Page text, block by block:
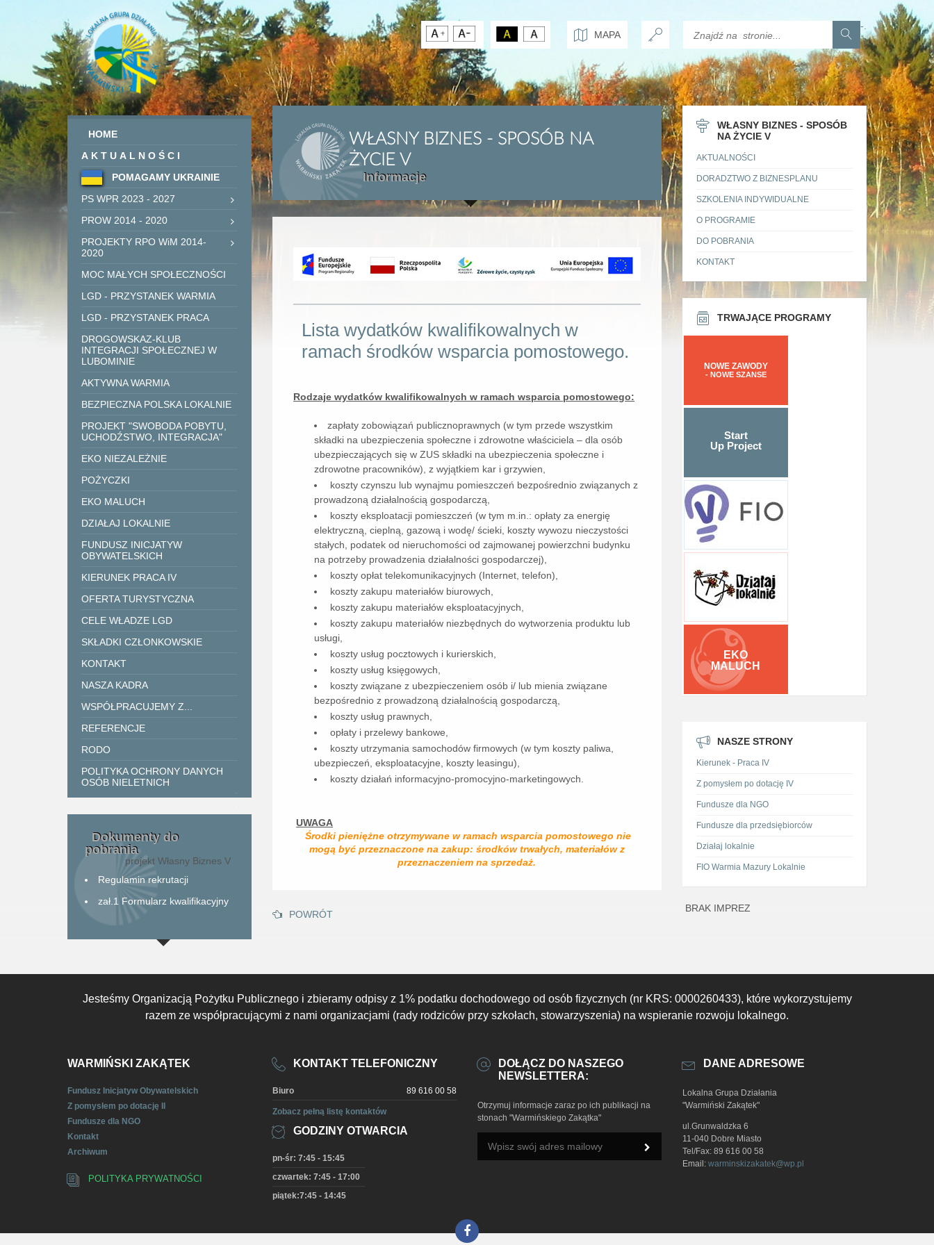
-
MAPA
WŁASNY BIZNES - SPOSÓB NA
ŻYCIE V
Informacje
Lista wydatków kwalifikowalnych w
ramach środków wsparcia pomostowego.
Rodzaje wydatków kwalifikowalnych w ramach wsparcia pomostowego:
zapłaty zobowiązań publicznoprawnych (w tym przede wszystkim
składki na ubezpieczenia społeczne i zdrowotne właściciela – dla osób
ubezpieczających się w ZUS składki na ubezpieczenia społeczne i
zdrowotne pracowników), z wyjątkiem kar i grzywien,
koszty czynszu lub wynajmu pomieszczeń bezpośrednio związanych z
prowadzoną działalnością gospodarczą,
koszty eksploatacji pomieszczeń (w tym m.in.: opłaty za energię
elektryczną, cieplną, gazową i wodę/ ścieki, koszty wywozu nieczystości
stałych, podatek od nieruchomości od zajmowanej powierzchni budynku
na potrzeby prowadzenia działalności gospodarczej),
koszty opłat telekomunikacyjnych (Internet, telefon),
koszty zakupu materiałów biurowych,
koszty zakupu materiałów eksploatacyjnych,
koszty zakupu materiałów niezbędnych do wytworzenia produktu lub
usługi,
koszty usług pocztowych i kurierskich,
koszty usług księgowych,
koszty związane z ubezpieczeniem osób i/ lub mienia związane
bezpośrednio z prowadzoną działalnością gospodarczą,
koszty usług prawnych,
opłaty i przelewy bankowe,
koszty utrzymania samochodów firmowych (w tym koszty paliwa,
ubezpieczeń, eksploatacyjne, koszty leasingu),
koszty działań informacyjno-promocyjno-marketingowych.
UWAGA
Środki pieniężne otrzymywane w ramach wsparcia pomostowego nie
mogą być przeznaczone na zakup: środków trwałych, materiałów z
przeznaczeniem na sprzedaż.
POWRÓT
HOME
AKTUALNOŚCI
POMAGAMY UKRAINIE
PS WPR 2023 - 2027
PROW 2014 - 2020
PROJEKTY RPO WiM 2014-
2020
MOC MAŁYCH SPOŁECZNOŚCI
LGD - PRZYSTANEK WARMIA
LGD - PRZYSTANEK PRACA
DROGOWSKAZ-KLUB
INTEGRACJI SPOŁECZNEJ W
LUBOMINIE
AKTYWNA WARMIA
BEZPIECZNA POLSKA LOKALNIE
PROJEKT "SWOBODA POBYTU,
UCHODŹSTWO, INTEGRACJA"
EKO NIEZALEŻNIE
POŻYCZKI
EKO MALUCH
DZIAŁAJ LOKALNIE
FUNDUSZ INICJATYW
OBYWATELSKICH
KIERUNEK PRACA IV
OFERTA TURYSTYCZNA
CELE WŁADZE LGD
SKŁADKI CZŁONKOWSKIE
KONTAKT
NASZA KADRA
WSPÓŁPRACUJEMY Z...
REFERENCJE
RODO
POLITYKA OCHRONY DANYCH
OSÓB NIELETNICH
Dokumenty do
pobrania
projekt Własny Biznes V
Regulamin rekrutacji
zał.1 Formularz kwalifikacyjny
WŁASNY BIZNES - SPOSÓB
NA ŻYCIE V
AKTUALNOŚCI
DORADZTWO Z BIZNESPLANU
SZKOLENIA INDYWIDUALNE
O PROGRAMIE
DO POBRANIA
KONTAKT
TRWAJĄCE PROGRAMY
NOWE ZAWODY
- NOWE SZANSE
Start
Up Project
EKO
MALUCH
NASZE STRONY
Kierunek - Praca IV
Z pomysłem po dotację IV
Fundusze dla NGO
Fundusze dla przedsiębiorców
Działaj lokalnie
FIO Warmia Mazury Lokalnie
BRAK IMPREZ
Jesteśmy Organizacją Pożytku Publicznego i zbieramy odpisy z 1% podatku dochodowego od osób fizycznych (nr KRS: 0000260433), które wykorzystujemy
razem ze współpracującymi z nami organizacjami (rady rodziców przy szkołach, stowarzyszenia) na wspieranie rozwoju lokalnego.
WARMIŃSKI ZAKĄTEK
Fundusz Inicjatyw Obywatelskich
Z pomysłem po dotację II
Fundusze dla NGO
Kontakt
Archiwum
POLITYKA PRYWATNOŚCI
KONTAKT TELEFONICZNY
Biuro 89 616 00 58
Zobacz pełną listę kontaktów
GODZINY OTWARCIA
pn-śr: 7:45 - 15:45
czwartek: 7:45 - 17:00
piątek:7:45 - 14:45
DOŁĄCZ DO NASZEGO
NEWSLETTERA:
Otrzymuj informacje zaraz po ich publikacji na
stonach "Warmińskiego Zakątka"
DANE ADRESOWE
Lokalna Grupa Działania
"Warmiński Zakątek"
ul.Grunwaldzka 6
11-040 Dobre Miasto
Tel/Fax: 89 616 00 58
Email: warminskizakatek@wp.pl